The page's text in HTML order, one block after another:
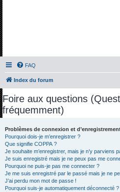
FAQ
Index du forum
Foire aux questions
fréquemment)
Problèmes de connexion et
Pourquoi dois-je m’enregistrer ?
Que signifie COPPA ?
Je souhaite m’enregistrer, mais je n’y parviens
Je suis enregistré mais je ne peux pas me
Pourquoi ne puis-je pas me connecter ?
Je me suis enregistré par le passé mais je ne
J’ai perdu mon mot de passe !
Pourquoi suis-je automatiquement déconnecté ?